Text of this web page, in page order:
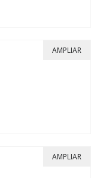
AMPLIAR
AMPLIAR